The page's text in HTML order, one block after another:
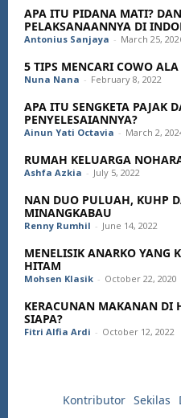
APA ITU PIDANA MATI?
PELAKSANAANNYA DI
Antonius Sanjaya - March 25,
5 TIPS MENCARI COWO
Nuna Nana - February 8, 2022
APA ITU SENGKETA PAJAK
PENYELESAIANNYA?
Ainun Yati Octavia - March 2,
RUMAH KELUARGA
Ashfa Azkia - July 5, 2022
NAN DUO PULUAH, KUHP
MINANGKABAU
Renny Rumhil - June 14, 2022
MENELISIK ANARKO YANG
HITAM
Mohsen Klasik - October 22, 2020
KERACUNAN MAKANAN DI
SIAPA?
Fitri Alfia Ardi - October 12, 2022
Kontributor Sekilas